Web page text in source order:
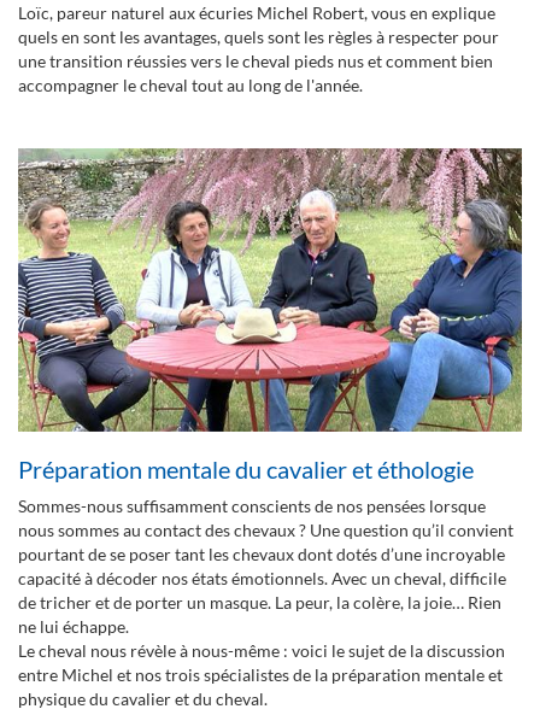
Loïc, pareur naturel aux écuries Michel Robert, vous en explique
quels en sont les avantages, quels sont les règles à respecter pour
une transition réussies vers le cheval pieds nus et comment bien
accompagner le cheval tout au long de l'année.
Préparation mentale du cavalier et éthologie
Sommes-nous suffisamment conscients de nos pensées lorsque
nous sommes au contact des chevaux ? Une question qu’il convient
pourtant de se poser tant les chevaux dont dotés d’une incroyable
capacité à décoder nos états émotionnels. Avec un cheval, difficile
de tricher et de porter un masque. La peur, la colère, la joie… Rien
ne lui échappe.
Le cheval nous révèle à nous-même : voici le sujet de la discussion
entre Michel et nos trois spécialistes de la préparation mentale et
physique du cavalier et du cheval.